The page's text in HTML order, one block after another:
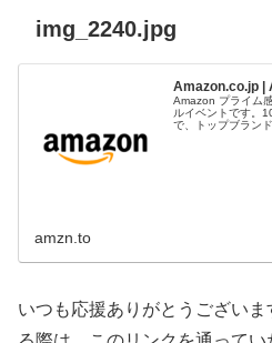
img_2240.jpg
Amazon.co.jp |
Amazon プライム
ルイベントです。
で、トップブラン
amzn.to
いつも応援ありがとうござい